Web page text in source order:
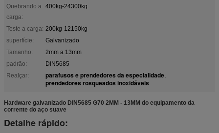
Quebrando a
carga:
400kg-24300kg
Teste a carga: 200kg-12150kg
superfície:
Galvanizado
Tamanho:
2mm a 13mm
padrão:
DIN5685
Realçar:
parafusos e prendedores da especialidade,
prendedores rosqueados inoxidáveis
Hardware galvanizado DIN5685 G70 2MM - 13MM do equipamento da
corrente do aço suave
Detalhe rápido: